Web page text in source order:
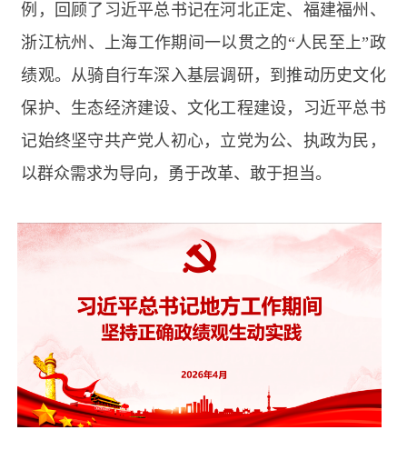
例，回顾了习近平总书记在河北正定、福建福州、
浙江杭州、上海工作期间一以贯之的“人民至上”政
绩观。从骑自行车深入基层调研，到推动历史文化
保护、生态经济建设、文化工程建设，习近平总书
记始终坚守共产党人初心，立党为公、执政为民，
以群众需求为导向，勇于改革、敢于担当。